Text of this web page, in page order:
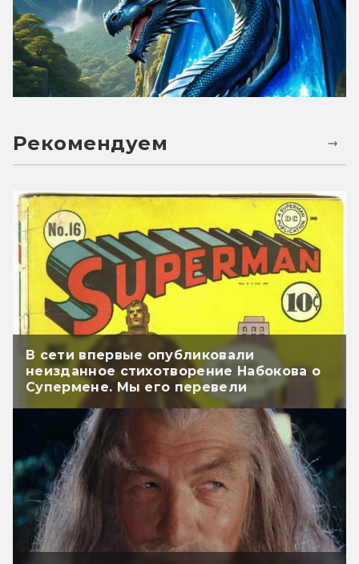
Рекомендуем
В сети впервые опубликовали
неизданное стихотворение Набокова о
Супермене. Мы его перевели